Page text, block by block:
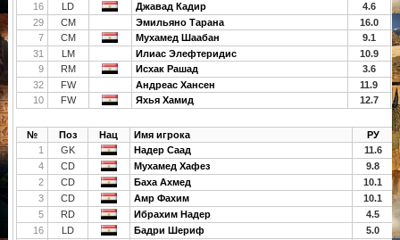
16
LD Джавад Кадир
4.6
29
CM Эмильяно Тарана
16.0
7
CM Мухамед Шаабан
9.1
31
LM Илиас Элефтеридис
10.9
9
RM Исхак Рашад
3.6
32
FW Андреас Хансен
11.9
10
FW Яхья Хамид 12.7
№ Поз Нац Имя игрока
РУ
1
GK Надер Саад
11.6
4
CD Мухамед Хафез
9.8
2
CD Баха Ахмед
10.1
3
CD Амр Фахим
10.1
5
RD Ибрахим Надер
4.5
16
LD Бадри Шериф
5.0